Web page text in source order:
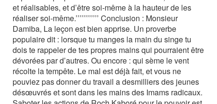
et réalisables, et d’être soi-même à la hauteur de les
réaliser soi-même.’’’’’’’’’’’’ Conclusion : Monsieur
Damiba, La leçon est bien apprise. Un proverbe
populaire dit : lorsque tu manges la main du singe tu
dois te rappeler de tes propres mains qui pourraient être
dévorées par d’autres. Ou encore : qui sème le vent
récolte la tempête. Le mal est déjà fait, et vous ne
pouviez pas donner du travail a desmilliers des jeunes
désœuvrés et sont dans les mains des Imams radicaux.